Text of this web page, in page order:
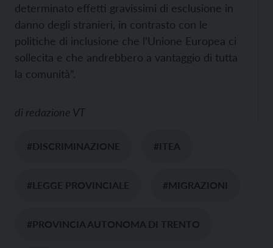
determinato effetti gravissimi di esclusione in
danno degli stranieri, in contrasto con le
politiche di inclusione che l’Unione Europea ci
sollecita e che andrebbero a vantaggio di tutta
la comunità”.
di redazione VT
#DISCRIMINAZIONE #ITEA
#LEGGE PROVINCIALE #MIGRAZIONI
#PROVINCIA AUTONOMA DI TRENTO